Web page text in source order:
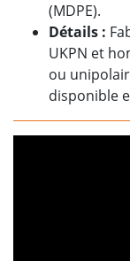
(MDPE).
Détails :
UKPN et
ou
disponible